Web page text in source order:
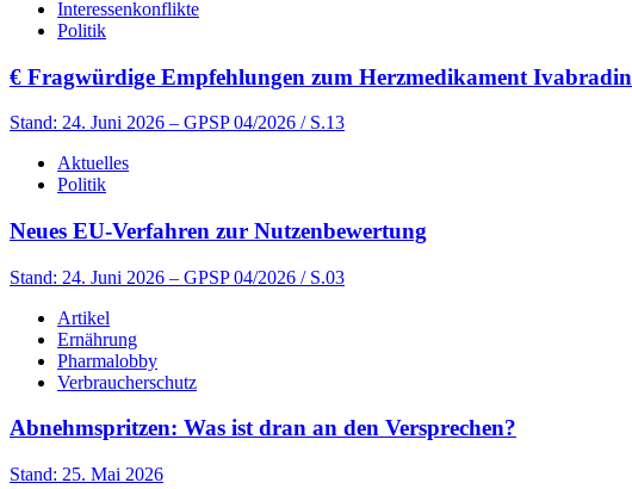
Interessenkonflikte
Politik
€ Fragwürdige Empfehlungen zum Herzmedikament Ivabradin
Stand: 24. Juni 2026 – GPSP 04/2026 / S.13
Aktuelles
Politik
Neues EU-Verfahren zur Nutzenbewertung
Stand: 24. Juni 2026 – GPSP 04/2026 / S.03
Artikel
Ernährung
Pharmalobby
Verbraucherschutz
Abnehmspritzen: Was ist dran an den Versprechen?
Stand: 25. Mai 2026